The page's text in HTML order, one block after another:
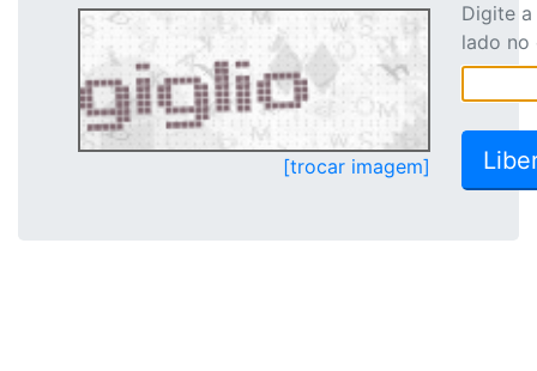
[trocar imagem]
Digite
lado no